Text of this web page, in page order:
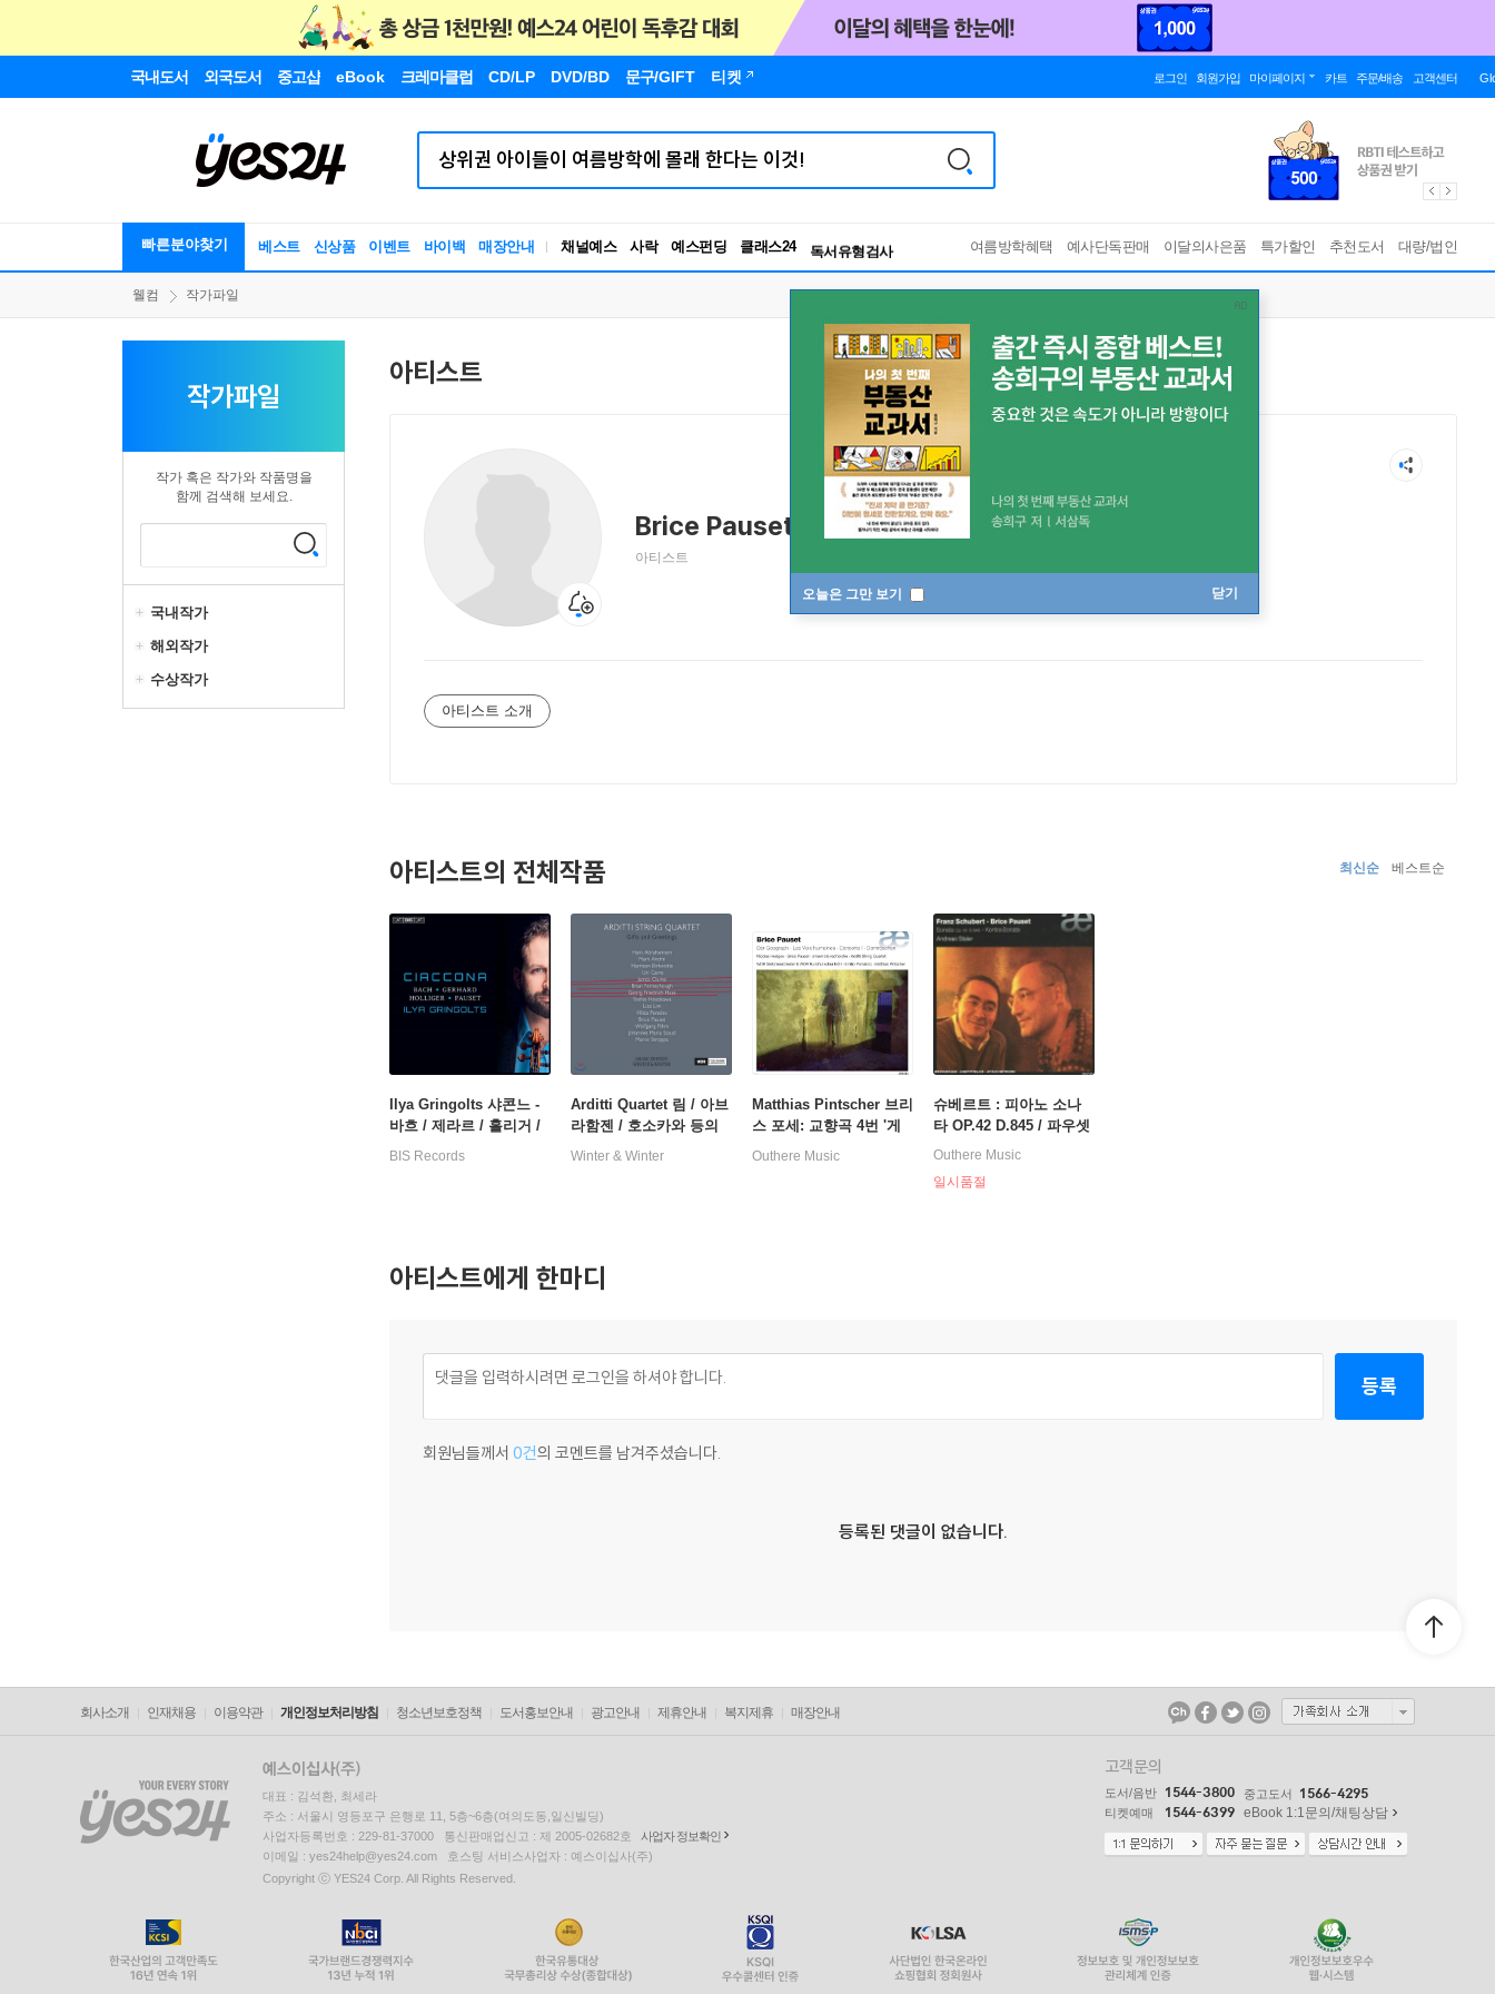
국내도서 외국도서 중고샵 eBook 크레마클럽 CD/LP DVD/BD 문구/GIFT 티켓 로그인 회원가입 마이페이지 카트 주문/배송 고객센터
빠른분야찾기 베스트 신상품 이벤트 바이백 매장안내 채널예스 사락 예스펀딩 클래스24
독서유형검사
여름방학혜택 예사단독판매 이달의사은품 특가할인 추천도서 대량/법인
오늘은 그만 보기 닫기
웰컴 작가파일
작가파일
작가 혹은 작가와 작품명을
함께 검색해 보세요.
국내작가
해외작가
수상작가
아티스트
Brice Pauset
브리스 포세
아티스트
아티스트 소개
아티스트의 전체작품 최신순 베스트순
Ilya Gringolts 샤콘느 -
바흐 / 제라르 / 홀리거 /
포제 (Bach / Gerhard /
BIS Records
Arditti Quartet 림 / 아브
라함젠 / 호소카와 등의
현악사중주 작품들 (Gifts
Winter & Winter
Matthias Pintscher 브리
스 포세: 교향곡 4번 '게
오그라프' 외 (Brice Pau
Outhere Music
슈베르트 : 피아노 소나
타 OP.42 D.845 / 파우셋
: 콘트라 소나타
Outhere Music
일시품절
아티스트에게 한마디
등록
회원님들께서 0건의 코멘트를 남겨주셨습니다.
등록된 댓글이 없습니다.
회사소개 인재채용 이용약관 개인정보처리방침 청소년보호정책 도서홍보안내 광고안내 제휴안내 복지제휴 매장안내
대표 : 김석환, 최세라
주소 : 서울시 영등포구 은행로 11, 5층~6층(여의도동,일신빌딩)
사업자등록번호 : 229-81-37000 통신판매업신고 : 제 2005-02682호
사업자 정보확인
이메일 : yes24help@yes24.com 호스팅 서비스사업자 : 예스이십사(주)
Copyright ⓒ YES24 Corp. All Rights Reserved.
고객문의
도서/음반 1544-3800 중고도서 1566-4295
티켓예매 1544-6399 eBook 1:1문의/채팅상담
EQUUS7